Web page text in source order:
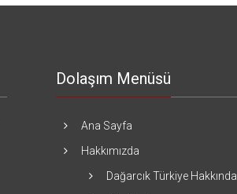
Dolaşım Menüsü
Ana Sayfa
Hakkımızda
Dağarcık Türkiye Hakkında